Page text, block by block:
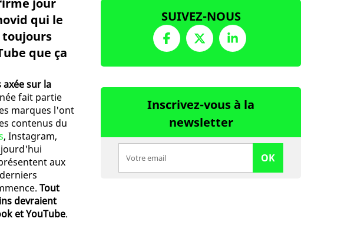
jour
qui le
toujours
que ça
sur la
fait partie
marques l'ont
contenus du
, Instagram,
aux
Tout
devraient
et YouTube.
SUIVEZ-NOUS
Inscrivez-vous à la
newsletter
OK